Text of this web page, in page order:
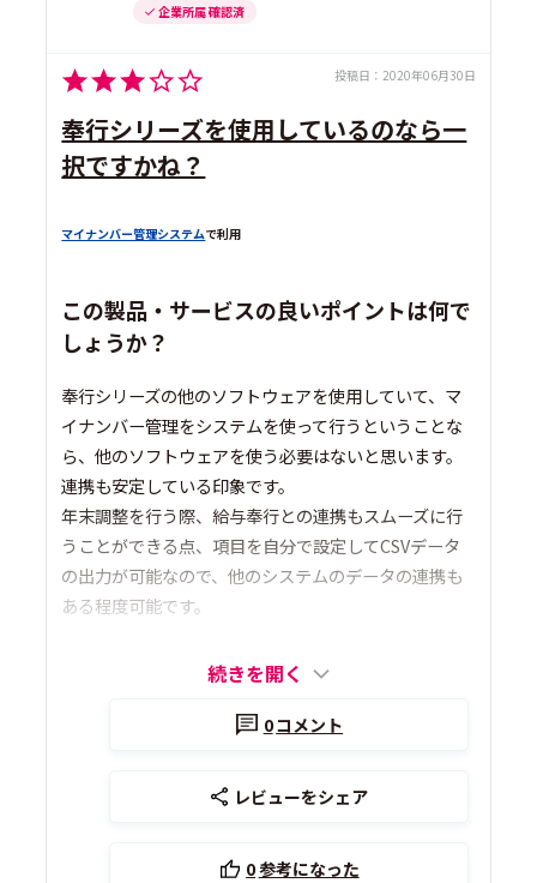
企業所属 確認済
投稿日： 2020年06月30日
奉行シリーズを使用しているのなら一
択ですかね？
マイナンバー管理システムで利用
この製品・サービスの良いポイントは何で
しょうか？
奉行シリーズの他のソフトウェアを使用していて、マ
イナンバー管理をシステムを使って行うということな
ら、他のソフトウェアを使う必要はないと思います。
連携も安定している印象です。
年末調整を行う際、給与奉行との連携もスムーズに行
うことができる点、項目を自分で設定してCSVデータ
の出力が可能なので、他のシステムのデータの連携も
ある程度可能です。
続きを開く
0コメント
レビューをシェア
0参考になった